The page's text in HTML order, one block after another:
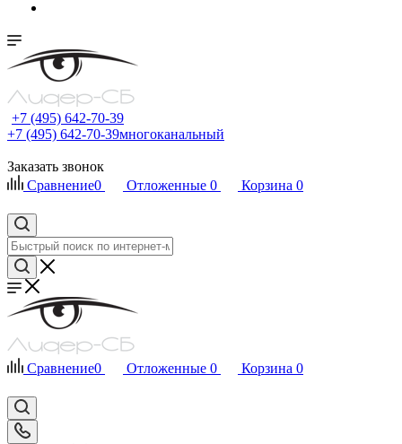
+7 (495) 642-70-39
+7 (495) 642-70-39многоканальный
Заказать звонок
Сравнение0 Отложенные 0 Корзина 0
Сравнение0 Отложенные 0 Корзина 0